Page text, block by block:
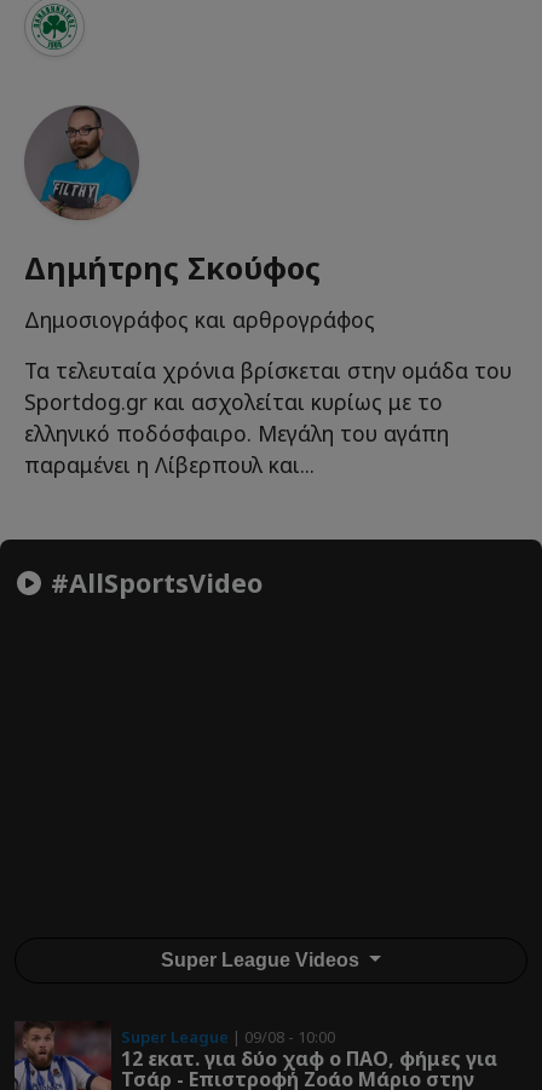
Δημήτρης Σκούφος
Δημοσιογράφος και αρθρογράφος
Τα τελευταία χρόνια βρίσκεται στην ομάδα του
Sportdog.gr και ασχολείται κυρίως με το
ελληνικό ποδόσφαιρο. Μεγάλη του αγάπη
παραμένει η Λίβερπουλ και...
#AllSportsVideo
Super League Videos
Super League | 09/08 - 10:00
12 εκατ. για δύο χαφ ο ΠΑΟ, φήμες για
Τσάρ - Επιστροφή Ζοάο Μάριο στην